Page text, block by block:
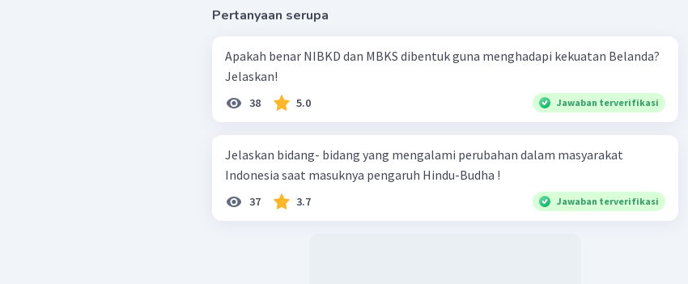
Pertanyaan serupa
Apakah benar NIBKD dan MBKS dibentuk guna menghadapi kekuatan Belanda?
Jelaskan!
38 5.0 Jawaban terverifikasi
Jelaskan bidang- bidang yang mengalami perubahan dalam masyarakat
Indonesia saat masuknya pengaruh Hindu-Budha !
37 3.7 Jawaban terverifikasi